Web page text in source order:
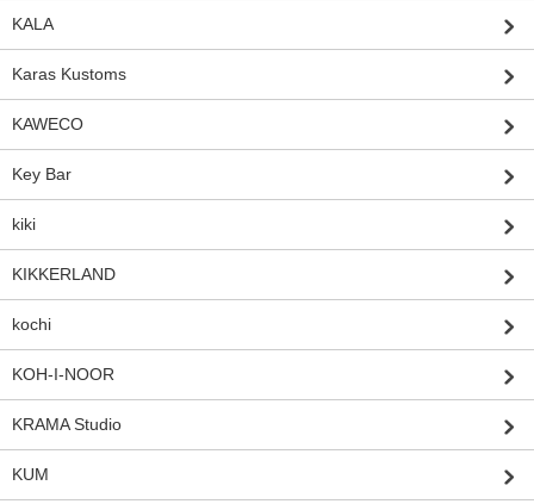
KALA
Karas Kustoms
KAWECO
Key Bar
kiki
KIKKERLAND
kochi
KOH-I-NOOR
KRAMA Studio
KUM